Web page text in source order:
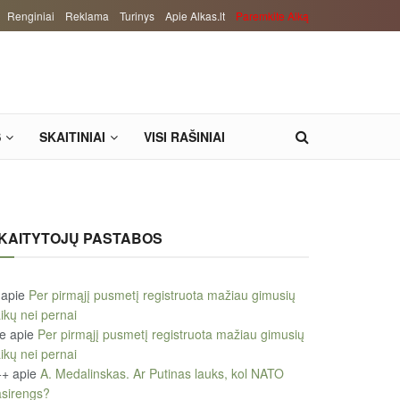
Renginiai Reklama Turinys Apie Alkas.lt Paremkite Alką
SKAITINIAI VISI RAŠINIAI
PASTABOS
apie Per pirmąjį pusmetį registruota mažiau gimusių
nei pernai
apie Per pirmąjį pusmetį registruota mažiau gimusių
nei pernai
apie A. Medalinskas. Ar Putinas lauks, kol NATO